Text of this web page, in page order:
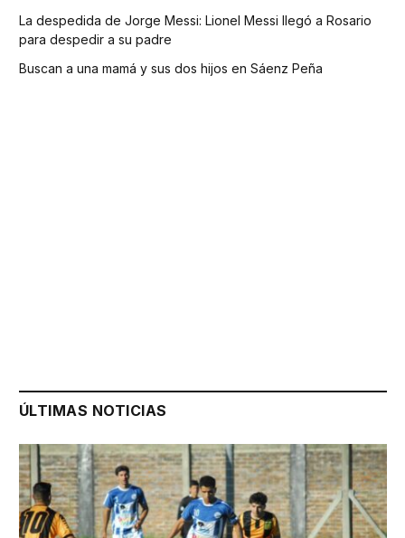
La despedida de Jorge Messi: Lionel Messi llegó a Rosario
para despedir a su padre
Buscan a una mamá y sus dos hijos en Sáenz Peña
ÚLTIMAS NOTICIAS